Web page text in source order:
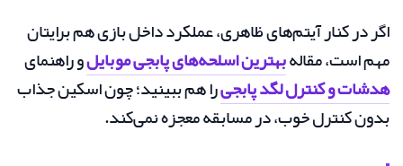
اگر در کنار آیتم‌های ظاهری، عملکرد داخل بازی هم برایتان
مهم است، مقالهبهترین اسلحه‌های پابجی موبایلو راهنمای
هدشات و کنترل لگد پابجیرا هم ببینید؛ چون اسکین جذاب
بدون کنترل خوب، در مسابقه معجزه نمی‌کند.